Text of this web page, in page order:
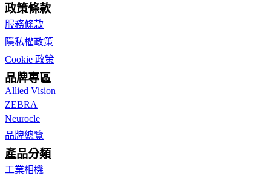
政策條款
服務條款
隱私權政策
Cookie 政策
品牌專區
Allied Vision
ZEBRA
Neurocle
品牌總覽
產品分類
工業相機